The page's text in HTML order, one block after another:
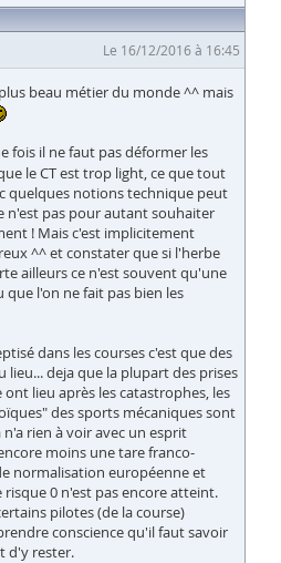
Le 16/12/2016 à 16:45
beau métier du monde ^^ mais
fois il ne faut pas déformer les
le CT est trop light, ce que tout
quelques notions technique peut
n'est pas pour autant souhaiter
! Mais c'est implicitement
^^ et constater que si l'herbe
ailleurs ce n'est souvent qu'une
que l'on ne fait pas bien les
dans les courses c'est que des
lieu... deja que la plupart des prises
ont lieu après les catastrophes, les
des sports mécaniques sont
n'a rien à voir avec un esprit
moins une tare franco-
normalisation européenne et
0 n'est pas encore atteint.
pilotes (de la course)
conscience qu'il faut savoir
d'y rester.